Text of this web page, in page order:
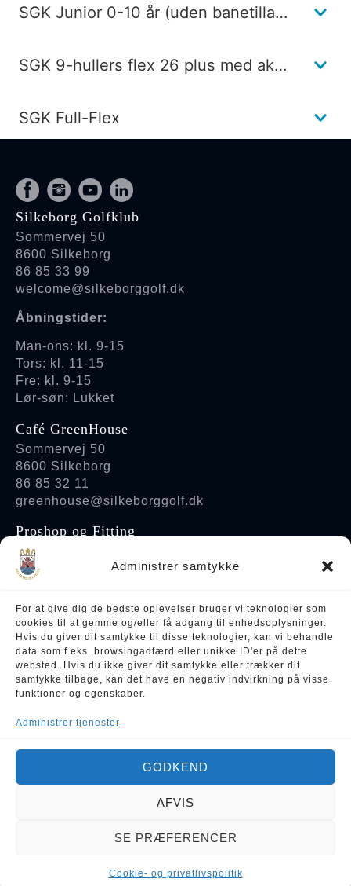
Administrer samtykke
For at give dig de bedste oplevelser bruger vi teknologier som
cookies til at gemme og/eller få adgang til enhedsoplysninger.
Hvis du giver dit samtykke til disse teknologier, kan vi behandle
data som f.eks. browsingadfærd eller unikke ID'er på dette
websted. Hvis du ikke giver dit samtykke eller trækker dit
samtykke tilbage, kan det have en negativ indvirkning på visse
funktioner og egenskaber.
Administrer tjenester
GODKEND
AFVIS
SE PRÆFERENCER
Cookie- og privatlivspolitik
Silkeborg Golfklub
Sommervej 50
8600 Silkeborg
86 85 33 99
welcome@silkeborggolf.dk
Åbningstider:
Man-ons: kl. 9-15
Tors: kl. 11-15
Fre: kl. 9-15
Lør-søn: Lukket
Café GreenHouse
Sommervej 50
8600 Silkeborg
86 85 32 11
greenhouse@silkeborggolf.dk
Proshop og Fitting
Sommervej 50
8600 Silkeborg
karsten@birdiehouse.dk
Cookies & privatlivspolitik
Handelsbetingelser
ADMINISTRER SAMTYKKE